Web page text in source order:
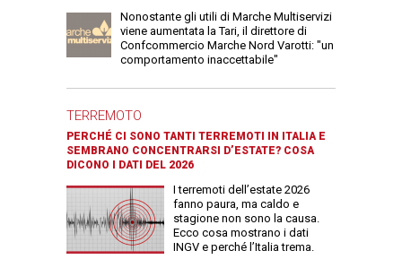
Nonostante gli utili di Marche Multiservizi
viene aumentata la Tari, il direttore di
Confcommercio Marche Nord Varotti: "un
comportamento inaccettabile"
TERREMOTO
PERCHÉ CI SONO TANTI TERREMOTI IN ITALIA E
SEMBRANO CONCENTRARSI D’ESTATE? COSA
DICONO I DATI DEL 2026
I terremoti dell’estate 2026
fanno paura, ma caldo e
stagione non sono la causa.
Ecco cosa mostrano i dati
INGV e perché l’Italia trema.